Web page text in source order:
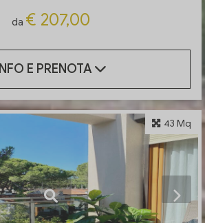
da € 207,00
INFO E PRENOTA
43 Mq